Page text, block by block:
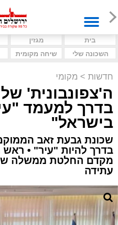
בית מגזין
השכונה שלי
שיחה מקומית
חדשות > מקומי
ה'צפונבונית'
בדרך למעמד
בישראל"
שכונת גבעת זאב
בדרך להיות "עיר" • ראש
מקדם החלטת ממשלה
עתידה